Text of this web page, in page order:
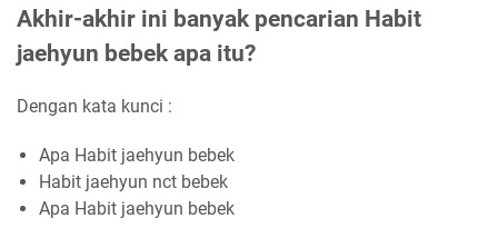
Akhir-akhir ini banyak pencarian Habit
jaehyun bebek apa itu?
Dengan kata kunci :
Apa Habit jaehyun bebek
Habit jaehyun nct bebek
Apa Habit jaehyun bebek